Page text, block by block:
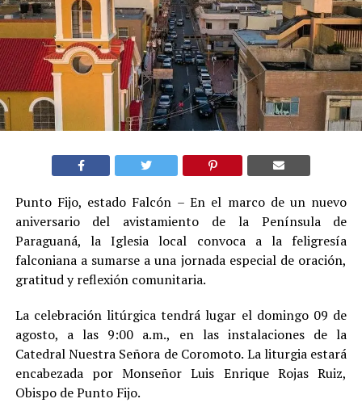
Punto Fijo, estado Falcón – En el marco de un nuevo
aniversario del avistamiento de la Península de
Paraguaná, la Iglesia local convoca a la feligresía
falconiana a sumarse a una jornada especial de oración,
gratitud y reflexión comunitaria.
La celebración litúrgica tendrá lugar el domingo 09 de
agosto, a las 9:00 a.m., en las instalaciones de la
Catedral Nuestra Señora de Coromoto. La liturgia estará
encabezada por Monseñor Luis Enrique Rojas Ruiz,
Obispo de Punto Fijo.